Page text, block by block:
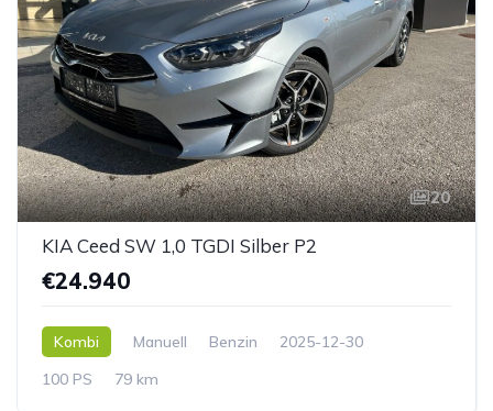
20
KIA Ceed SW 1,0 TGDI Silber P2
€24.940
Kombi Manuell Benzin
2025-12-30
100 PS
79 km